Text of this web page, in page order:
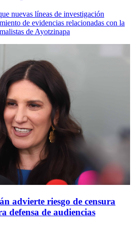
nuevas líneas de investigación
de evidencias relacionadas con la
de Ayotzinapa
advierte riesgo de censura
defensa de audiencias